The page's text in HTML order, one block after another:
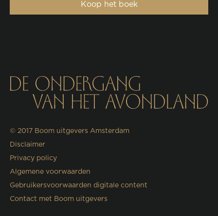
Koop het boek
© 2017 Boom uitgevers Amsterdam
Disclaimer
Privacy policy
Algemene voorwaarden
Gebruikersvoorwaarden digitale content
Contact met Boom uitgevers